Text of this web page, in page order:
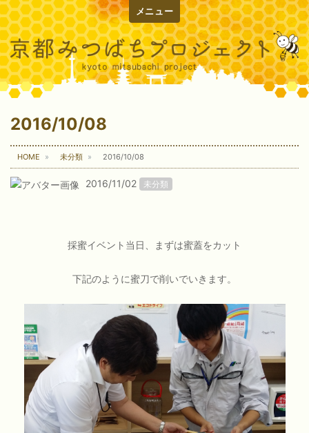
メニュー
2016/10/08
HOME 未分類 2016/10/08
2016/11/02 未分類
採蜜イベント当日、まずは蜜蓋をカット
下記のように蜜刀で削いでいきます。